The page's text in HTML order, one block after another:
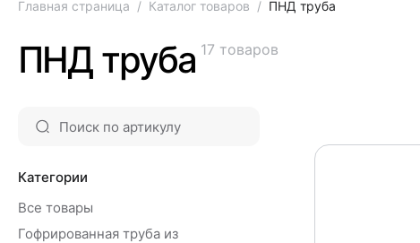
Главная страница Каталог товаров ПНД труба
ПНД труба 17 товаров
Категории
Все товары
Гофрированная труба из